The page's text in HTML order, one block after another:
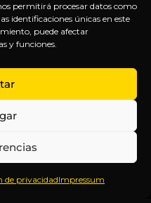
permitirá procesar datos como
identificaciones únicas en este
puede afectar
y funciones.
de privacidadImpressum
LEGAL
Política
de
Términos y
Aviso
SÍGUENOS